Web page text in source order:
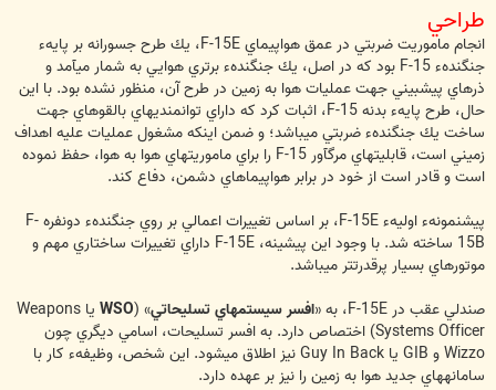
طراحي
انجام ماموريت ضربتي در عمق هواپيماي F-15E، يك طرح جسورانه بر پايهء
جنگندهء F-15 بود كه در اصل، يك جنگندهء برتري هوايي به شمار مي‏‎آمد و
ذره‏اي پيش‏بيني جهت عمليات هوا به زمين در طرح آن، منظور نشده بود. با اين
حال، طرح پايهء بدنه F-15، اثبات كرد كه داراي توانمندي‎‏هاي بالقوه‏اي جهت
ساخت يك جنگندهء ضربتي مي‏باشد؛ و ضمن اينكه مشغول عمليات عليه اهداف
زميني است، قابليتهاي مرگ‎آور F-15 را براي ماموريتهاي هوا به هوا، حفظ نموده
است و قادر است از خود در برابر هواپيماهاي دشمن، دفاع كند.
پيش‏نمونهء اوليهء F-15E، بر اساس تغييرات اعمالي بر روي جنگندهء دونفره F-
15B ساخته شد. با وجود اين پيشينه، F-15E داراي تغييرات ساختاري مهم و
موتورهاي بسيار پرقدرت‏تر مي‏باشد.
صندلي عقب در F-15E، به «
افسر سيستم‎هاي تسليحاتي » (
WSO
يا Weapons
Systems Officer) اختصاص دارد. به افسر تسليحات، اسامي ديگري چون
Wizzo و GIB یا Guy In Back نيز اطلاق مي‎شود. اين شخص، وظيفهء كار با
سامانه‏هاي جديد هوا به زمين را نيز بر عهده دارد.